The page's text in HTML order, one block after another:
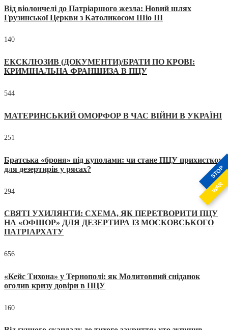
STOP
WAR
Від віолончелі до Патріаршого жезла: Новий шлях
Грузинської Церкви з Католикосом Шіо III
140
ЕКСКЛЮЗИВ (ДОКУМЕНТИ)/БРАТИ ПО КРОВІ:
КРИМІНАЛЬНА ФРАНШИЗА В ПЦУ
544
МАТЕРИНСЬКИЙ ОМОРФОР В ЧАС ВІЙНИ В УКРАЇНІ
251
Братська «броня» під куполами: чи стане ПЦУ прихистком
для дезертирів у рясах?
294
СВЯТІ УХИЛЯНТИ: СХЕМА, ЯК ПЕРЕТВОРИТИ ПЦУ
НА «ОФШОР» ДЛЯ ДЕЗЕРТИРА ІЗ МОСКОВСЬКОГО
ПАТРІАРХАТУ
656
«Кейс Тихона» у Тернополі: як Молитовний сніданок
оголив кризу довіри в ПЦУ
160